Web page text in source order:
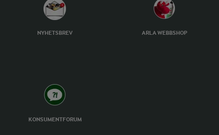
NYHETSBREV ARLA WEBBSHOP
KONSUMENTFORUM